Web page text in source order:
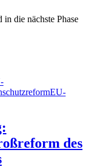
die nächste Phase
EU-
des